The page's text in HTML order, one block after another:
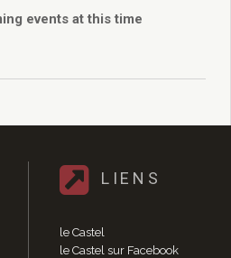
events at this time
LIENS
le Castel
le Castel sur Facebook